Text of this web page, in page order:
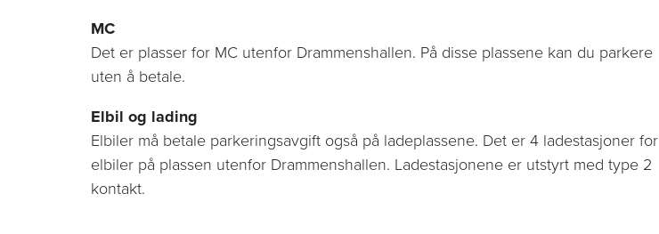
MC
Det er plasser for MC utenfor Drammenshallen. På disse plassene kan du parkere
uten å betale.
Elbil og lading
Elbiler må betale parkeringsavgift også på ladeplassene. Det er 4 ladestasjoner for
elbiler på plassen utenfor Drammenshallen. Ladestasjonene er utstyrt med type 2
kontakt.